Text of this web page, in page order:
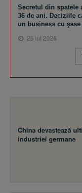
Secretul din spatele
36 de ani. Deciziile
un business cu
25 iul 2026
China devastează
industriei germane